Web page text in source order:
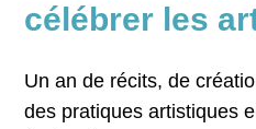
célébrer les
Un an de récits, de
des pratiques artistiques